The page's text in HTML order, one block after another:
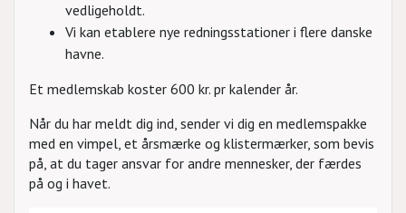
vedligeholdt.
Vi kan etablere nye redningsstationer i flere danske
havne.
Et medlemskab koster 600 kr. pr kalender år.
Når du har meldt dig ind, sender vi dig en medlemspakke
med en vimpel, et årsmærke og klistermærker, som bevis
på, at du tager ansvar for andre mennesker, der færdes
på og i havet.